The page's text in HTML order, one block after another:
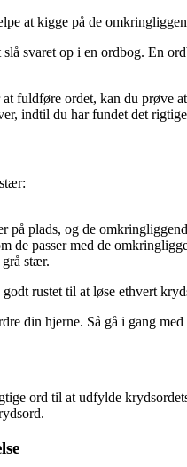
at kigge på de
svaret op i en ordbog. En
fuldføre ordet, kan du prøve
indtil du har fundet det
på plads, og de
de passer med de
stær.
rustet til at løse ethvert
din hjerne. Så gå i gang
ord til at udfylde